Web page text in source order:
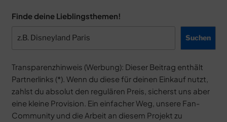
Finde deine Lieblingsthemen!
Suchen
Transparenzhinweis (Werbung): Dieser Beitrag enthält
Partnerlinks (*). Wenn du diese für deinen Einkauf nutzt,
zahlst du absolut den regulären Preis, sicherst uns aber
eine kleine Provision. Ein einfacher Weg, unsere Fan-
Community und die Arbeit an diesem Projekt zu